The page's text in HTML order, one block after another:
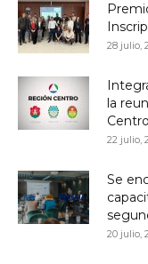
28 julio,
la
Centro
22 julio,
Se
20 julio,